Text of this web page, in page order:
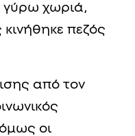
γύρω χωριά,
πεζός
από τον
οι